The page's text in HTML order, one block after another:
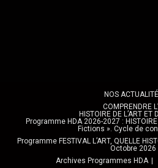
NOS
COMPRENDRE
HISTOIRE DE L’ART ET
Programme HDA 2026-2027 :
Fictions ». Cycle de
Programme FESTIVAL L’ART, QUELLE
Octobre 2026
Archives Programmes HDA